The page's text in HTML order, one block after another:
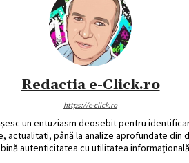
Redactia e-Click.ro
https://e-click.ro
un entuziasm deosebit pentru
până la analize aprofundate din
autenticitatea cu utilitatea